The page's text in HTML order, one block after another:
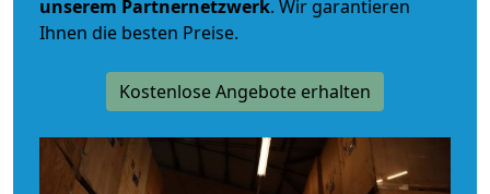
unserem Partnernetzwerk. Wir garantieren
Ihnen die besten Preise.
Kostenlose Angebote erhalten